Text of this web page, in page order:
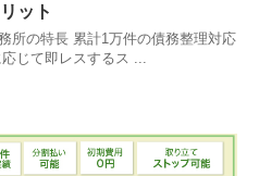
ット
所の特長 累計1万件の債務整理対応
じて即レスするス ...